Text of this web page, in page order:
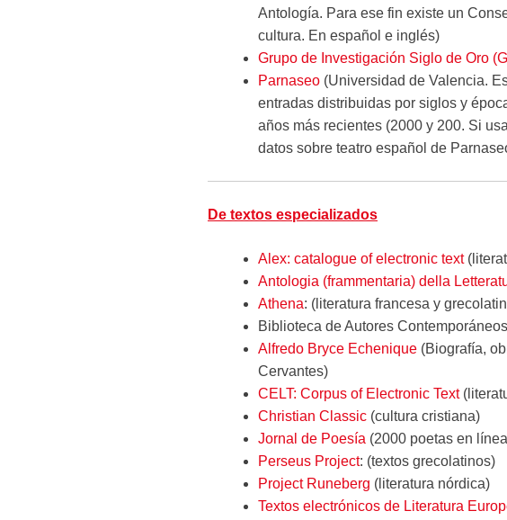
Antología. Para ese fin existe un
cultura. En español e inglés)
Grupo de Investigación Siglo de Oro
Parnaseo (Universidad de Valencia.
entradas distribuidas por siglos y
años más recientes (2000 y 200. Si
datos sobre teatro español de
De textos especializados
Alex: catalogue of electronic text
Antologia (frammentaria) della
Athena: (literatura francesa y
Biblioteca de Autores Contemporáneos
Alfredo Bryce Echenique (Biografía,
Cervantes)
CELT: Corpus of Electronic Text
Christian Classic (cultura cristiana)
Jornal de Poesía (2000 poetas en
Perseus Project: (textos grecolatinos)
Project Runeberg (literatura nórdica)
Textos electrónicos de Literatura